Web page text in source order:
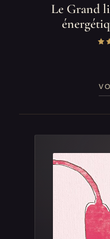
Le Grand